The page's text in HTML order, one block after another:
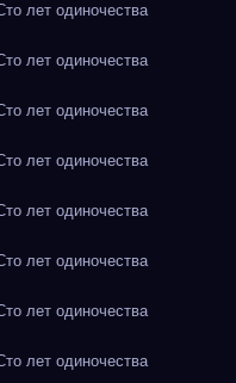
лет одиночества
лет одиночества
лет одиночества
лет одиночества
лет одиночества
лет одиночества
лет одиночества
лет одиночества